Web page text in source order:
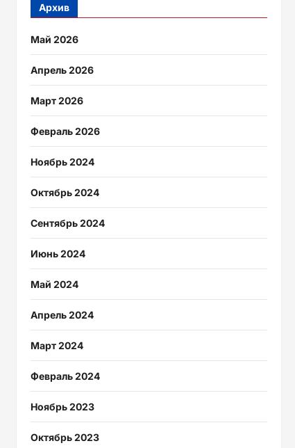
Архив
Май 2026
Апрель 2026
Март 2026
Февраль 2026
Ноябрь 2024
Октябрь 2024
Сентябрь 2024
Июнь 2024
Май 2024
Апрель 2024
Март 2024
Февраль 2024
Ноябрь 2023
Октябрь 2023